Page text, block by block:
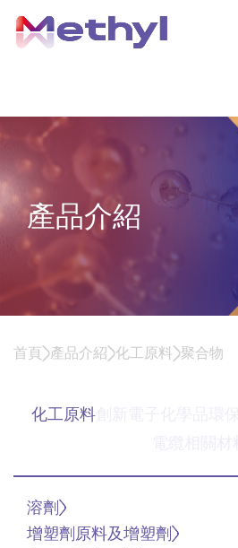
產品介紹
首頁 產品介紹 化工原料
聚合物
化工原料
溶劑
增塑劑原料及增塑劑